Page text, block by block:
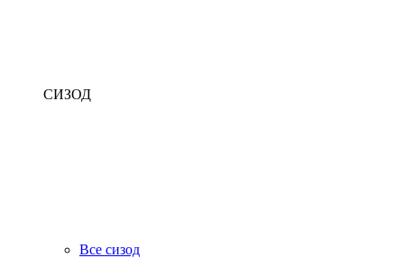
СИЗОД
Все сизод